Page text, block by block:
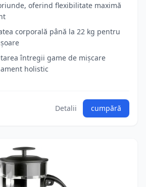
oferind flexibilitate maximă
corporală până la 22 kg pentru
întregii game de mișcare
holistic
Detalii cumpără